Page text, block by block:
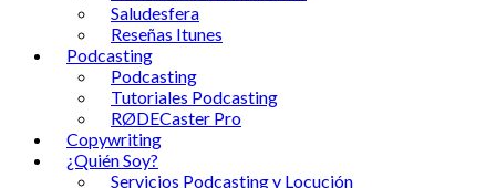
Saludesfera
Reseñas Itunes
Podcasting
Podcasting
Tutoriales Podcasting
RØDECaster Pro
Copywriting
¿Quién Soy?
Servicios Podcasting y Locución